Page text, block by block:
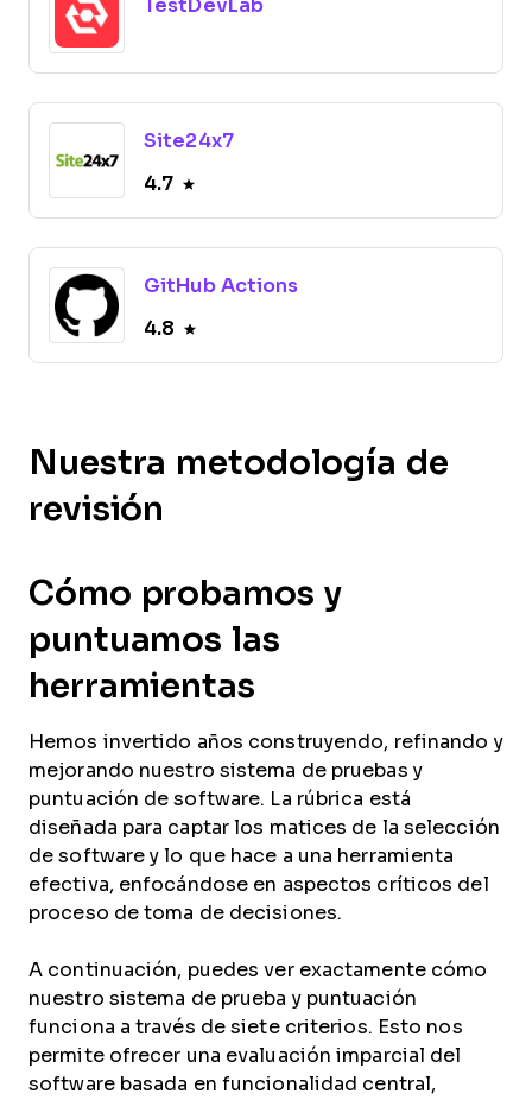
TestDevLab
Site24x7
4.7
GitHub Actions
4.8
Nuestra metodología de
revisión
Cómo probamos y
puntuamos las
herramientas
Hemos invertido años construyendo, refinando y
mejorando nuestro sistema de pruebas y
puntuación de software. La rúbrica está
diseñada para captar los matices de la selección
de software y lo que hace a una herramienta
efectiva, enfocándose en aspectos críticos del
proceso de toma de decisiones.
A continuación, puedes ver exactamente cómo
nuestro sistema de prueba y puntuación
funciona a través de siete criterios. Esto nos
permite ofrecer una evaluación imparcial del
software basada en funcionalidad central,